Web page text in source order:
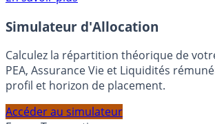
En savoir plus
Simulateur d'Allocation
Calculez la répartition théorique de
PEA, Assurance Vie et Liquidités
profil et horizon de placement.